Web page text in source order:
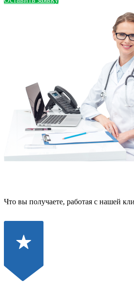
Что вы получаете, работая с нашей